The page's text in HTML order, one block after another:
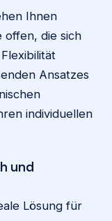
Ihnen
offen, die sich
Ansatzes
individuellen
und
Lösung für